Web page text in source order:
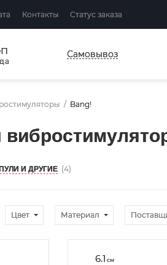
Контакты Статус заказа
Самовывоз
Bang!
И ДРУГИЕ (4)
Цвет Материал
6.1 см